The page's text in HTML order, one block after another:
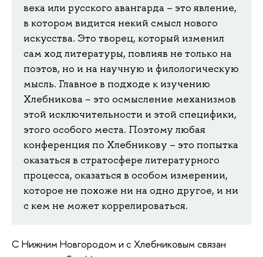
века или русского авангарда – это явление,
в котором видится некий смысл нового
искусства. Это творец, который изменил
сам ход литературы, повлияв не только на
поэтов, но и на научную и филологическую
мысль. Главное в подходе к изучению
Хлебникова – это осмысление механизмов
этой исключительности и этой специфики,
этого особого места. Поэтому любая
конференция по Хлебникову – это попытка
оказаться в стратосфере литературного
процесса, оказаться в особом измерении,
которое не похоже ни на одно другое, и ни
с кем не может коррелироваться.
С Нижним Новгородом и с Хлебниковым связан